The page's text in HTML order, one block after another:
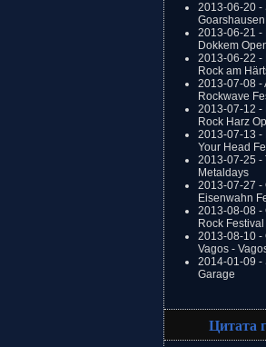
2013-06-20 -
2013-06-21 -
Dokkem
2013-06-22 -
Rock am
2013-07-08 -
Rockwave
2013-07-12 -
Rock Harz
2013-07-13 -
Your Head
2013-07-25 -
Metaldays
2013-07-27 -
Eisenwahn
2013-08-08 -
Rock Festival
2013-08-10 -
Vagos -
2014-01-09 -
Garage
Цитата